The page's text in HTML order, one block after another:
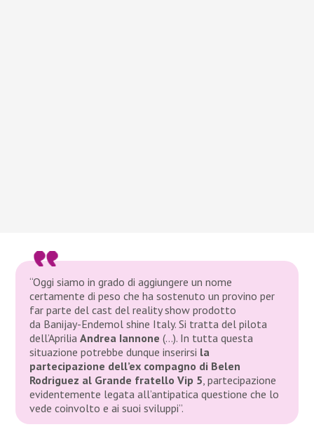
“Oggi siamo in grado di aggiungere un nome
certamente di peso che ha sostenuto un provino per
far parte del cast del reality show prodotto
da Banijay-Endemol shine Italy. Si tratta del pilota
dell’ApriliaAndrea Iannone (…). In tutta questa
situazione potrebbe dunque inserirsi la
partecipazione dell’ex compagno di Belen
Rodriguez al Grande fratello Vip 5 , partecipazione
evidentemente legata all’antipatica questione che lo
vede coinvolto e ai suoi sviluppi”.